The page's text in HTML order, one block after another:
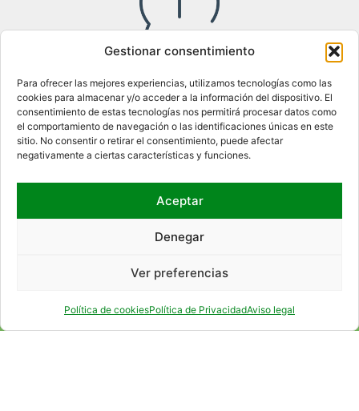
Gestionar consentimiento
Para ofrecer las mejores experiencias, utilizamos tecnologías como las
cookies para almacenar y/o acceder a la información del dispositivo. El
consentimiento de estas tecnologías nos permitirá procesar datos como
el comportamiento de navegación o las identificaciones únicas en este
sitio. No consentir o retirar el consentimiento, puede afectar
negativamente a ciertas características y funciones.
Aceptar
Denegar
Ver preferencias
Política de cookiesPolítica de PrivacidadAviso legal
Access to the internal information channel
WHERE WE ARE